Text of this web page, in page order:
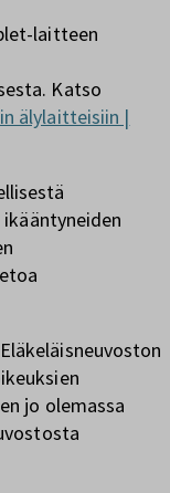
laitteen
Katso
älylaitteisiin |
jo olemassa